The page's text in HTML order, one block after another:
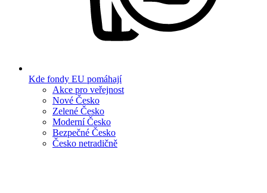
Kde fondy EU pomáhají
Akce pro veřejnost
Nové Česko
Zelené Česko
Moderní Česko
Bezpečné Česko
Česko netradičně